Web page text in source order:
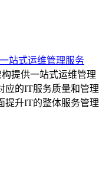
站式运维管理服务
提供一站式运维管理
应的IT服务质量和管理
提升IT的整体服务管理